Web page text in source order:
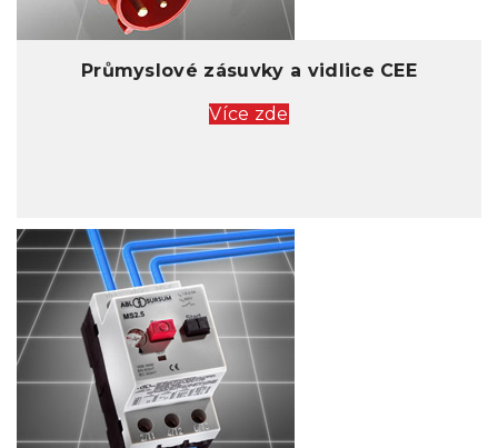
Průmyslové zásuvky a vidlice CEE
Více zde